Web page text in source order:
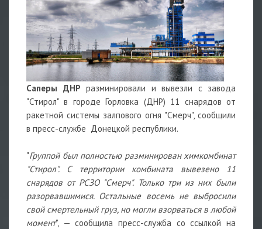
Саперы ДНР разминировали и вывезли с завода
"Стирол" в городе Горловка (ДНР) 11 снарядов от
ракетной системы залпового огня "Смерч", сообщили
в пресс-службе Донецкой республики.
"Группой был полностью разминирован химкомбинат
"Стирол". С территории комбината вывезено 11
снарядов от РСЗО "Смерч". Только три из них были
разорвавшимися. Остальные восемь не выбросили
свой смертельный груз, но могли взорваться в любой
момент", — сообщила пресс-служба со ссылкой на